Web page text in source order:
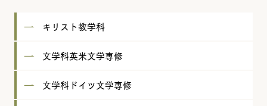
キリスト教学科
文学科英米文学専修
文学科ドイツ文学専修